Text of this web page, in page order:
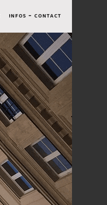
infos - contact